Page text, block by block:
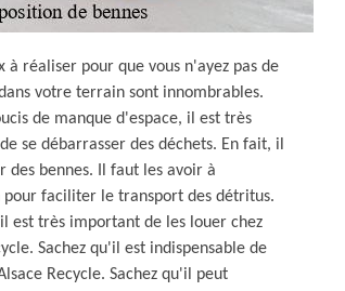
à réaliser pour que vous n'ayez pas de
votre terrain sont innombrables.
de manque d'espace, il est très
se débarrasser des déchets. En fait, il
des bennes. Il faut les avoir à
pour faciliter le transport des détritus.
est très important de les louer chez
Sachez qu'il est indispensable de
Recycle. Sachez qu'il peut